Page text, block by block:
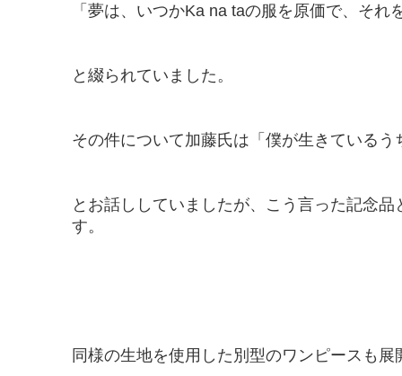
「夢は、いつかKa na taの服を原価で、そ
と綴られていました。
その件について加藤氏は「僕が生きている
とお話ししていましたが、こう言った記念
す。
同様の生地を使用した別型のワンピースも展